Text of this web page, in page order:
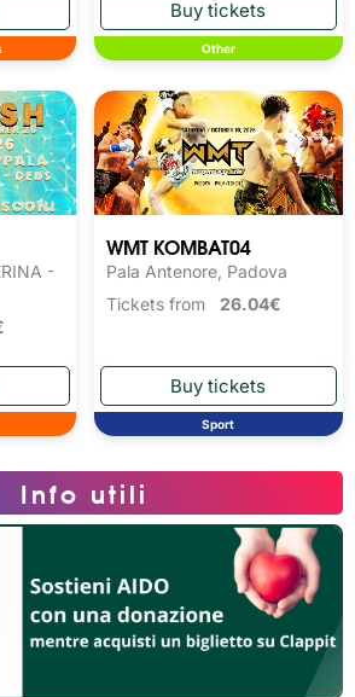
Other
-
WMT KOMBAT04
Pala Antenore, Padova
Tickets from 26.04€
Sport
Info utili